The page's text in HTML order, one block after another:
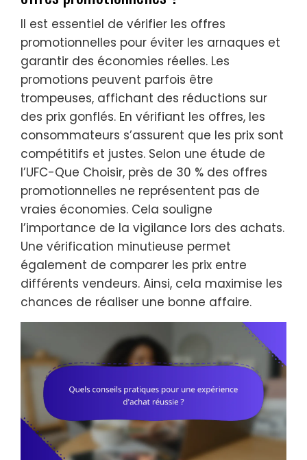
Il est essentiel de vérifier les offres
promotionnelles pour éviter les arnaques et
garantir des économies réelles. Les
promotions peuvent parfois être
trompeuses, affichant des réductions sur
des prix gonflés. En vérifiant les offres, les
consommateurs s’assurent que les prix sont
compétitifs et justes. Selon une étude de
l’UFC-Que Choisir, près de 30 % des offres
promotionnelles ne représentent pas de
vraies économies. Cela souligne
l’importance de la vigilance lors des achats.
Une vérification minutieuse permet
également de comparer les prix entre
différents vendeurs. Ainsi, cela maximise les
chances de réaliser une bonne affaire.